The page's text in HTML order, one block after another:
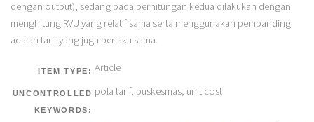
dengan output), sedang pada perhitungan kedua dilakukan dengan
menghitung RVU yang relatif sama serta menggunakan pembanding
adalah tarif yang juga berlaku sama.
ITEM TYPE: Article
UNCONTROLLED
KEYWORDS:
pola tarif, puskesmas, unit cost